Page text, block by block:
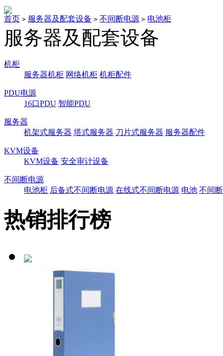
首页 > 服务器及配套设备 > 不间断电源 > 电池柜
服务器及配套设备
机柜
服务器机柜 网络机柜 机柜配件
PDU电源
16口PDU 智能PDU
服务器
机架式服务器 塔式服务器 刀片式服务器 服务器配件
KVM设备
KVM设备 安全审计设备
不间断电源
电池柜 后备式不间断电源 在线式不间断电源 电池 不间
热销排行榜